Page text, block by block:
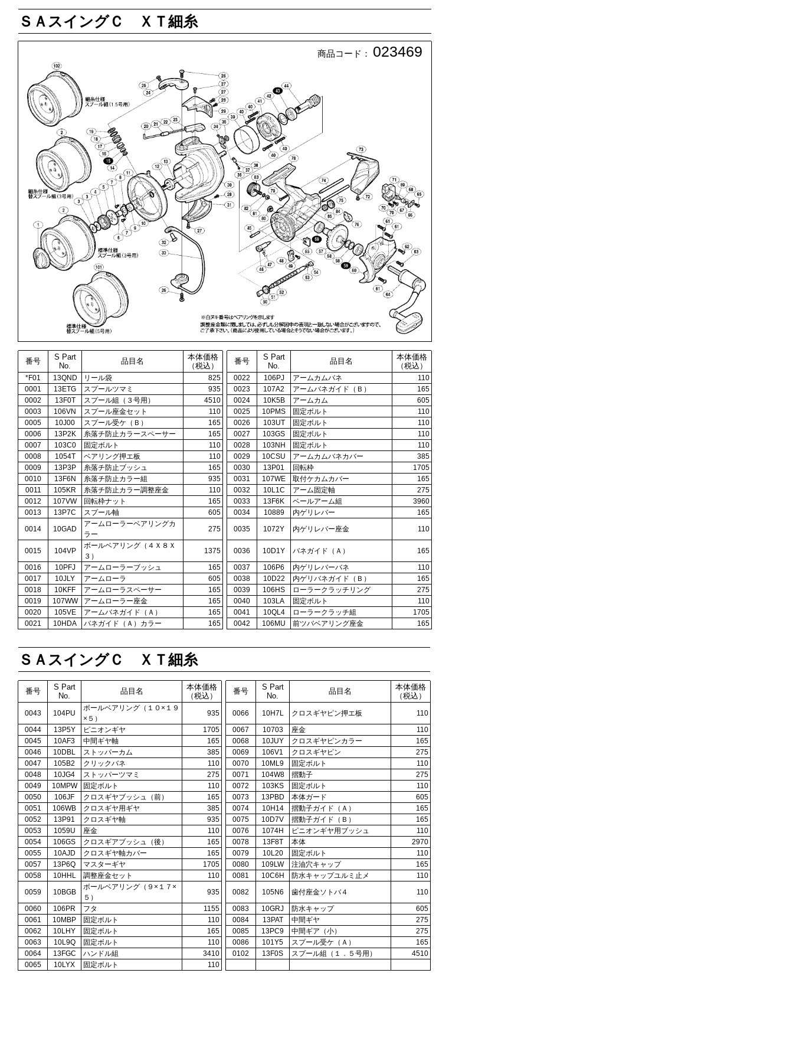
ＳＡスイングＣ ＸＴ細糸
商品コード： 023469
番号
S Part
No.
品目名
本体価格
（税込）
番号
S Part
No.
品目名
本体価格
（税込）
*F01 13QND リール袋 825 0022 106PJ アームカムバネ
110
0001
13ETG スプールツマミ 935 0023 107A2 アームバネガイド（Ｂ）
165
0002
13F0T スプール組（３号用） 4510 0024 10K5B アームカム
605
0003
106VN スプール座金セット 110 0025 10PMS 固定ボルト
110
0005
10J00 スプール受ケ（Ｂ） 165 0026 103UT 固定ボルト
110
0006
13P2K 糸落チ防止カラースペーサー 165 0027 103GS 固定ボルト
110
0007
103C0 固定ボルト 110 0028 103NH 固定ボルト
110
0008
1054T ベアリング押エ板 110 0029 10CSU アームカムバネカバー
385
0009
13P3P 糸落チ防止ブッシュ 165 0030 13P01 回転枠
1705
0010
13F6N 糸落チ防止カラー組 935 0031 107WE 取付ケカムカバー
165
0011
105KR 糸落チ防止カラー調整座金 110 0032 10L1C アーム固定軸
275
0012
107VW 回転枠ナット 165 0033 13F6K ベールアーム組
3960
0013
13P7C スプール軸 605 0034 10889 内ゲリレバー
165
0014
10GAD
アームローラーベアリングカ
ラー
275 0035 1072Y 内ゲリレバー座金 110
0015 104VP
ボールベアリング（４Ｘ８Ｘ
３）
1375 0036 10D1Y バネガイド（Ａ）
165
0016
10PFJ アームローラーブッシュ 165 0037 106P6 内ゲリレバーバネ
110
0017
10JLY アームローラ 605 0038 10D22 内ゲリバネガイド（Ｂ）
165
0018
10KFF アームローラスペーサー 165 0039 106HS ローラークラッチリング
275
0019
107WW アームローラー座金 165 0040 103LA 固定ボルト
110
0020
105VE アームバネガイド（Ａ） 165 0041 10QL4 ローラークラッチ組
1705
0021
10HDA バネガイド（Ａ）カラー 165 0042 106MU 前ツバベアリング座金 165
ＳＡスイングＣ ＸＴ細糸
番号
S Part
No.
品目名
本体価格
（税込）
番号
S Part
No.
品目名
本体価格
（税込）
0043 104PU
ボールベアリング（１０×１９
×５）
935 0066 10H7L クロスギヤピン押エ板
110
0044
13P5Y ピニオンギヤ 1705 0067 10703 座金
110
0045
10AF3 中間ギヤ軸 165 0068 10JUY クロスギヤピンカラー
165
0046
10DBL ストッパーカム 385 0069 106V1 クロスギヤピン
275
0047
105B2 クリックバネ 110 0070 10ML9 固定ボルト
110
0048
10JG4 ストッパーツマミ 275 0071 104W8 摺動子
275
0049
10MPW 固定ボルト 110 0072 103KS 固定ボルト
110
0050
106JF クロスギヤブッシュ（前） 165 0073 13PBD 本体ガード
605
0051
106WB クロスギヤ用ギヤ 385 0074 10H14 摺動子ガイド（Ａ）
165
0052
13P91 クロスギヤ軸 935 0075 10D7V 摺動子ガイド（Ｂ）
165
0053
1059U 座金 110 0076 1074H ピニオンギヤ用ブッシュ
110
0054
106GS クロスギアブッシュ（後） 165 0078 13F8T 本体
2970
0055
10AJD クロスギヤ軸カバー 165 0079 10L20 固定ボルト
110
0057
13P6Q マスターギヤ 1705 0080 109LW 注油穴キャップ
165
0058
10HHL 調整座金セット 110 0081 10C6H 防水キャップユルミ止メ
110
0059
10BGB
ボールベアリング（９×１７×
５）
935 0082 105N6 歯付座金ソトバ４
110
0060
106PR フタ 1155 0083 10GRJ 防水キャップ
605
0061
10MBP 固定ボルト 110 0084 13PAT 中間ギヤ
275
0062
10LHY 固定ボルト 165 0085 13PC9 中間ギア（小）
275
0063
10L9Q 固定ボルト 110 0086 101Y5 スプール受ケ（Ａ）
165
0064
13FGC ハンドル組 3410 0102 13F0S スプール組（１．５号用）
4510
0065
10LYX 固定ボルト 110